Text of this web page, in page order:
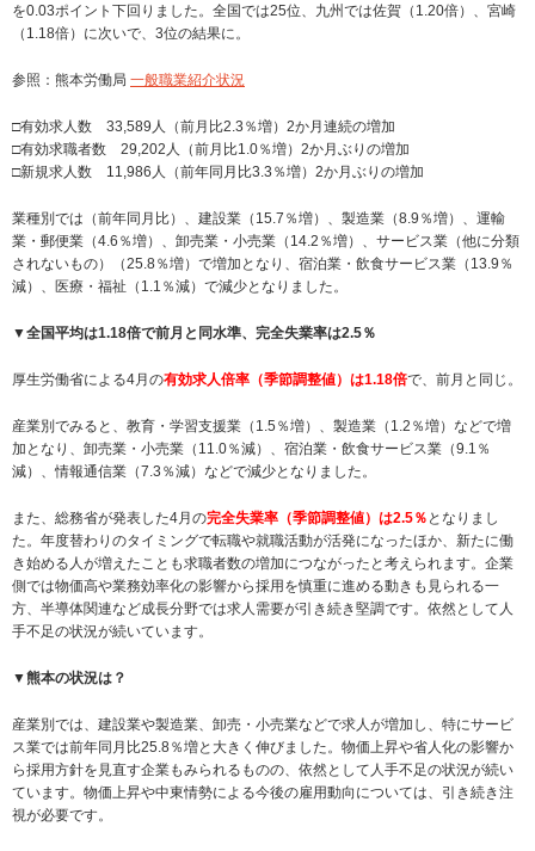
を0.03ポイント下回りました。全国では25位、九州では佐賀（1.20倍）、宮崎
（1.18倍）に次いで、3位の結果に。
参照：熊本労働局 一般職業紹介状況
□有効求人数 33,589人（前月比2.3％増）2か月連続の増加
□有効求職者数 29,202人（前月比1.0％増）2か月ぶりの増加
□新規求人数 11,986人（前年同月比3.3％増）2か月ぶりの増加
業種別では（前年同月比）、建設業（15.7％増）、製造業（8.9％増）、運輸
業・郵便業（4.6％増）、卸売業・小売業（14.2％増）、サービス業（他に分類
されないもの）（25.8％増）で増加となり、宿泊業・飲食サービス業（13.9％
減）、医療・福祉（1.1％減）で減少となりました。
▼全国平均は1.18倍で前月と同水準、完全失業率は2.5％
厚生労働省による4月の有効求人倍率（季節調整値）は1.18倍で、前月と同じ。
産業別でみると、教育・学習支援業（1.5％増）、製造業（1.2％増）などで増
加となり、卸売業・小売業（11.0％減）、宿泊業・飲食サービス業（9.1％
減）、情報通信業（7.3％減）などで減少となりました。
また、総務省が発表した4月の完全失業率（季節調整値）は2.5％ となりまし
た。年度替わりのタイミングで転職や就職活動が活発になったほか、新たに働
き始める人が増えたことも求職者数の増加につながったと考えられます。企業
側では物価高や業務効率化の影響から採用を慎重に進める動きも見られる一
方、半導体関連など成長分野では求人需要が引き続き堅調です。依然として人
手不足の状況が続いています。
▼熊本の状況は？
産業別では、建設業や製造業、卸売・小売業などで求人が増加し、特にサービ
ス業では前年同月比25.8％増と大きく伸びました。物価上昇や省人化の影響か
ら採用方針を見直す企業もみられるものの、依然として人手不足の状況が続い
ています。物価上昇や中東情勢による今後の雇用動向については、引き続き注
視が必要です。